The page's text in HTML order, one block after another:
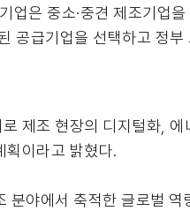
업은 중소·중견 제조기업
공급기업을 선택하고 정
제조 현장의 디지털화,
획이라고 밝혔다.
분야에서 축적한 글로벌